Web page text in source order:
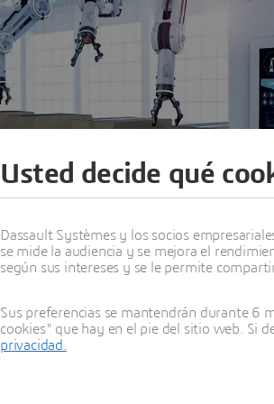
Usted decide qué
Dassault Systèmes y los socios
se mide la audiencia y se mejora el
según sus intereses y se le permite
Sus preferencias se mantendrán durante 6
cookies" que hay en el pie del sitio web. Si
privacidad.